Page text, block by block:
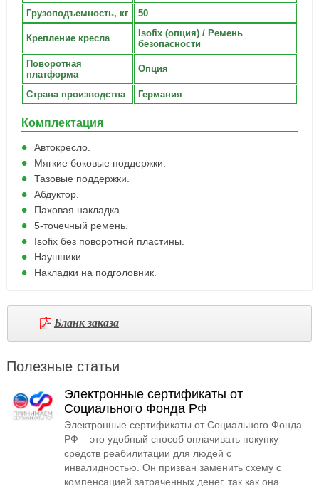
Грузоподъемность, кг
50
Крепление кресла
Isofix (опция) / Ремень
безопасности
Поворотная
платформа
Опция
Страна производства Германия
Комплектация
Автокресло.
Мягкие боковые поддержки.
Тазовые поддержки.
Абдуктор.
Паховая накладка.
5-точечный ремень.
Isofix без поворотной пластины.
Наушники.
Накладки на подголовник.
Бланк заказа
Полезные статьи
Электронные сертификаты от
Социального Фонда РФ
Электронные сертификаты от Социального Фонда
РФ – это удобный способ оплачивать покупку
средств реабилитации для людей с
инвалидностью. Он призван заменить схему с
компенсацией затраченных денег, так как она...